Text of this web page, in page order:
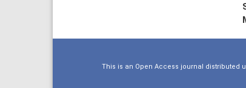
This is an Open Access journal distributed